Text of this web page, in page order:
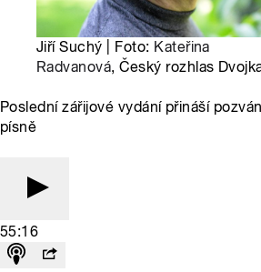
Jiří Suchý | Foto: Kateřina
Radvanová, Český rozhlas
Poslední zářijové vydání přináší
písně
55:16